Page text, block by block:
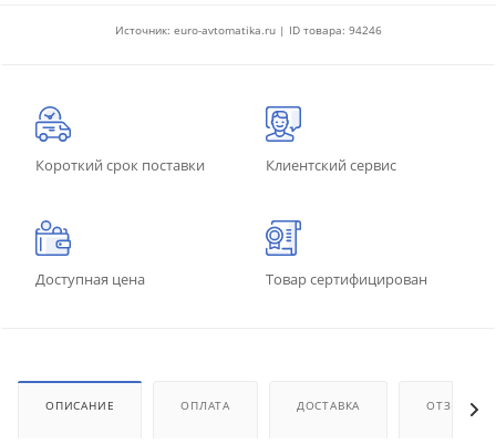
Источник: euro-avtomatika.ru | ID товара: 94246
Короткий срок поставки Клиентский сервис
Доступная цена Товар сертифицирован
ОПИСАНИЕ ОПЛАТА ДОСТАВКА ОТЗЫВЫ